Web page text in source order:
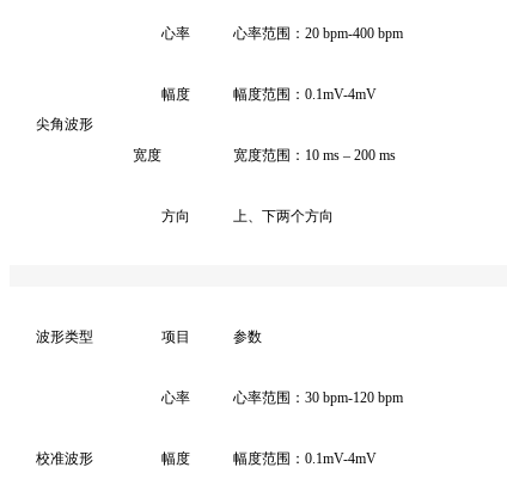
尖角波形
心率 心率范围： 20 bpm-400 bpm
幅度 幅度范围： 0.1mV-4mV
宽度 宽度范围： 10 ms – 200 ms
方向 上、下两个方向
波形类型 项目 参数
校准波形
心率 心率范围： 30 bpm-120 bpm
幅度 幅度范围： 0.1mV-4mV